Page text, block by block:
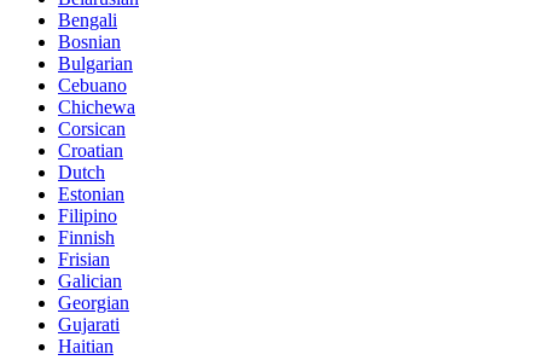
Bengali
Bosnian
Bulgarian
Cebuano
Chichewa
Corsican
Croatian
Dutch
Estonian
Filipino
Finnish
Frisian
Galician
Georgian
Gujarati
Haitian